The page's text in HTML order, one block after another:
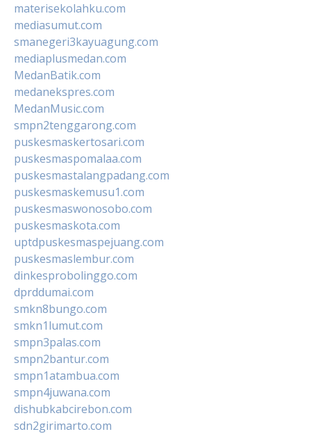
materisekolahku.com
mediasumut.com
smanegeri3kayuagung.com
mediaplusmedan.com
MedanBatik.com
medanekspres.com
MedanMusic.com
smpn2tenggarong.com
puskesmaskertosari.com
puskesmaspomalaa.com
puskesmastalangpadang.com
puskesmaskemusu1.com
puskesmaswonosobo.com
puskesmaskota.com
uptdpuskesmaspejuang.com
puskesmaslembur.com
dinkesprobolinggo.com
dprddumai.com
smkn8bungo.com
smkn1lumut.com
smpn3palas.com
smpn2bantur.com
smpn1atambua.com
smpn4juwana.com
dishubkabcirebon.com
sdn2girimarto.com